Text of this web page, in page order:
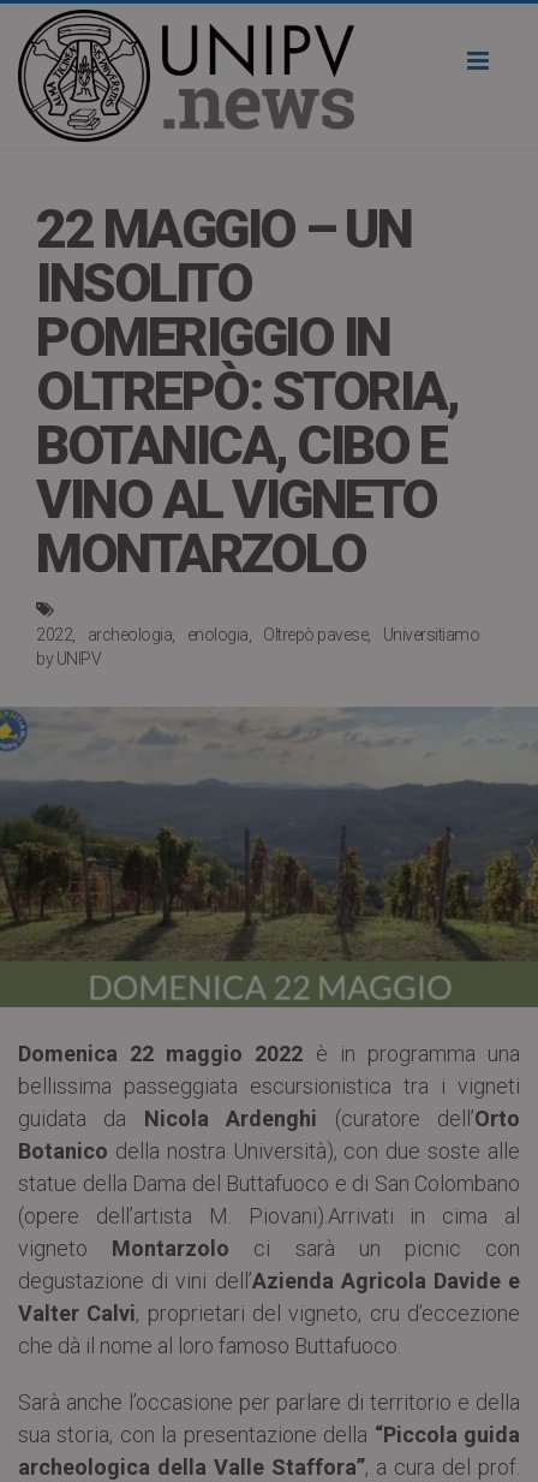
22 MAGGIO – UN
INSOLITO
POMERIGGIO IN
OLTREPÒ: STORIA,
BOTANICA, CIBO E
VINO AL VIGNETO
MONTARZOLO
2022 archeologia enologia Oltrepò pavese
Universitiamo
by UNIPV
Domenica 22 maggio 2022 è in programma una
bellissima passeggiata escursionistica tra i vigneti
guidata da Nicola Ardenghi (curatore dell’Orto
Botanico della nostra Università), con due soste alle
statue della Dama del Buttafuoco e di San Colombano
(opere dell’artista M. Piovani). Arrivati in cima al
vigneto Montarzolo ci sarà un picnic con
degustazione di vini dell’Azienda Agricola Davide e
Valter Calvi, proprietari del vigneto, cru d’eccezione
che dà il nome al loro famoso Buttafuoco.
Sarà anche l’occasione per parlare di territorio e della
sua storia, con la presentazione della “Piccola guida
archeologica della Valle Staffora”, a cura del prof.